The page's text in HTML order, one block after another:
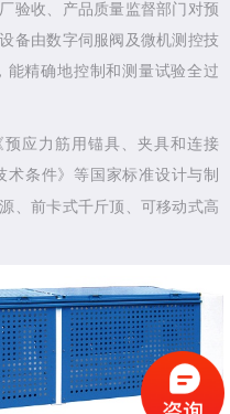
验收、产品质量监督部门对预
备由数字伺服阀及微机测控技
精确地控制和测量试验全过
预应力筋用锚具、夹具和连接
术条件》等国家标准设计与制
、前卡式千斤顶、可移动式高